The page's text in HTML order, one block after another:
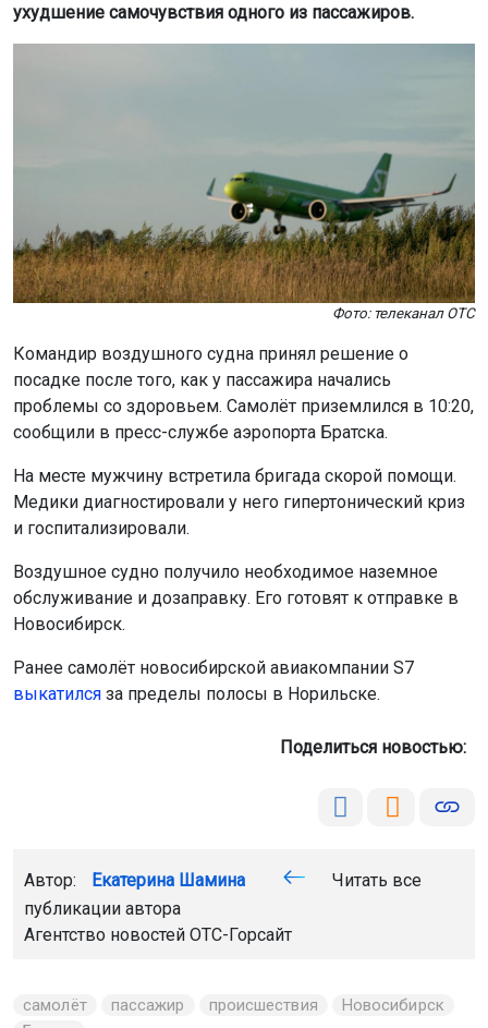
ухудшение самочувствия одного из пассажиров.
Фото: телеканал ОТС
Командир воздушного судна принял решение о
посадке после того, как у пассажира начались
проблемы со здоровьем. Самолёт приземлился в 10:20,
сообщили в пресс-службе аэропорта Братска.
На месте мужчину встретила бригада скорой помощи.
Медики диагностировали у него гипертонический криз
и госпитализировали.
Воздушное судно получило необходимое наземное
обслуживание и дозаправку. Его готовят к отправке в
Новосибирск.
Ранее самолёт новосибирской авиакомпании S7
выкатился за пределы полосы в Норильске.
Поделиться новостью:
Автор: Екатерина Шамина
Читать все
публикации автора
Агентство новостей ОТС-Горсайт
самолёт пассажир происшествия
Новосибирск